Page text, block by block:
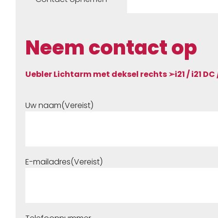
Neem contact op
Uebler Lichtarm met deksel rechts ➢i21 / i21 DC /
Uw naam(Vereist)
E-mailadres(Vereist)